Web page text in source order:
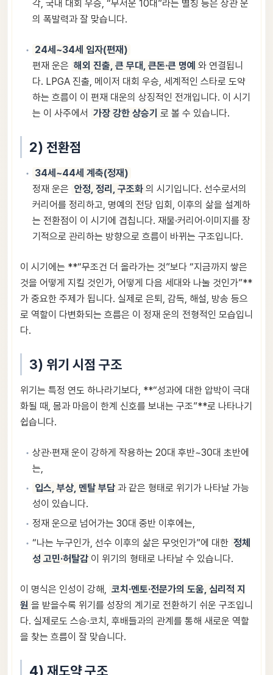
각, 국내 대회 우승, “무서운 10대”라는 별칭 등은 상관 운
의 폭발력과 잘 맞습니다.
24세~34세 임자(편재)
편재 운은 해외 진출, 큰 무대, 큰돈·큰 명예 와 연결됩니
다. LPGA 진출, 메이저 대회 우승, 세계적인 스타로 도약
하는 흐름이 이 편재 대운의 상징적인 전개입니다. 이 시기
는 이 사주에서 가장 강한 상승기 로 볼 수 있습니다.
2) 전환점
34세~44세 계축(정재)
정재 운은 안정, 정리, 구조화 의 시기입니다. 선수로서의
커리어를 정리하고, 명예의 전당 입회, 이후의 삶을 설계하
는 전환점이 이 시기에 겹칩니다. 재물·커리어·이미지를 장
기적으로 관리하는 방향으로 흐름이 바뀌는 구조입니다.
이 시기에는 **“무조건 더 올라가는 것”보다 “지금까지 쌓은
것을 어떻게 지킬 것인가, 어떻게 다음 세대와 나눌 것인가”**
가 중요한 주제가 됩니다. 실제로 은퇴, 감독, 해설, 방송 등으
로 역할이 다변화되는 흐름은 이 정재 운의 전형적인 모습입니
다.
3) 위기 시점 구조
위기는 특정 연도 하나라기보다, **“성과에 대한 압박이 극대
화될 때, 몸과 마음이 한계 신호를 보내는 구조”**로 나타나기
쉽습니다.
상관·편재 운이 강하게 작용하는 20대 후반~30대 초반에
는,
입스, 부상, 멘탈 부담 과 같은 형태로 위기가 나타날 가능
성이 있습니다.
정재 운으로 넘어가는 30대 중반 이후에는,
“나는 누구인가, 선수 이후의 삶은 무엇인가”에 대한 정체
성 고민·허탈감 이 위기의 형태로 나타날 수 있습니다.
이 명식은 인성이 강해, 코치·멘토·전문가의 도움, 심리적 지
원 을 받을수록 위기를 성장의 계기로 전환하기 쉬운 구조입니
다. 실제로도 스승·코치, 후배들과의 관계를 통해 새로운 역할
을 찾는 흐름이 잘 맞습니다.
4) 재도약 구조